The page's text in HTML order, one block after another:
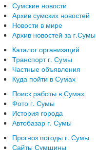
Сумские новости
Архив сумских новостей
Новости в мире
Архив новостей за г.Сумы
Каталог организаций
Транспорт г. Сумы
Частные объявления
Куда пойти в Сумах
Поиск работы в Сумах
Фото г. Сумы
История города
Автобазар г. Сумы
Прогноз погоды г. Сумы
Сайты Сумщины